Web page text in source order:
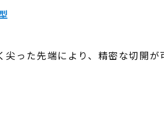
った先端により、精密な切開が